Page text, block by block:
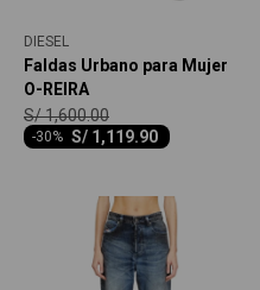
DIESEL
Faldas Urbano para Mujer
O-REIRA
S/ 1,119.90
-30
S/1,600.00